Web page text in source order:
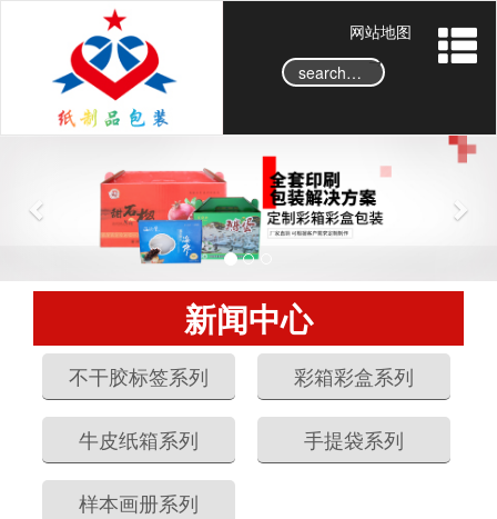
网站地图
→
e
N
x
新闻中心
不干胶标签系列 彩箱彩盒系列
牛皮纸箱系列 手提袋系列
样本画册系列